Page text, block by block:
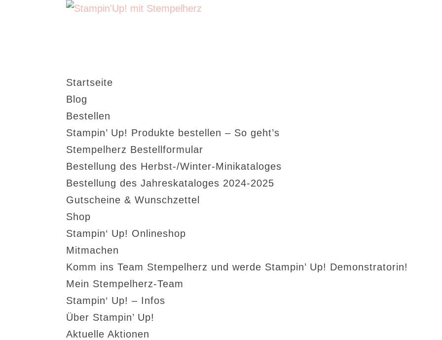
Startseite
Blog
Bestellen
Stampin’ Up! Produkte bestellen – So geht’s
Stempelherz Bestellformular
Bestellung des Herbst-/Winter-Minikataloges
Bestellung des Jahreskataloges 2024-2025
Gutscheine & Wunschzettel
Shop
Stampin‘ Up! Onlineshop
Mitmachen
Komm ins Team Stempelherz und werde Stampin’ Up! Demonstratorin!
Mein Stempelherz-Team
Stampin‘ Up! – Infos
Über Stampin’ Up!
Aktuelle Aktionen